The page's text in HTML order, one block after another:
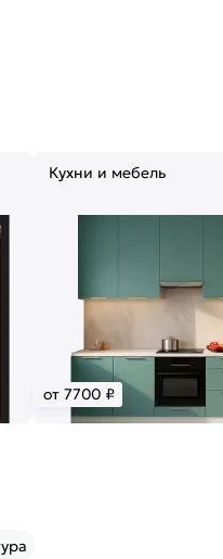
Кухни и мебель
от 7700 ₽